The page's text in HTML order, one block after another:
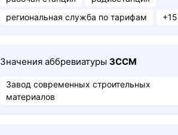
региональная служба по тарифам
+15
Значения аббревиатуры ЗССМ
Завод современных строительных
материалов